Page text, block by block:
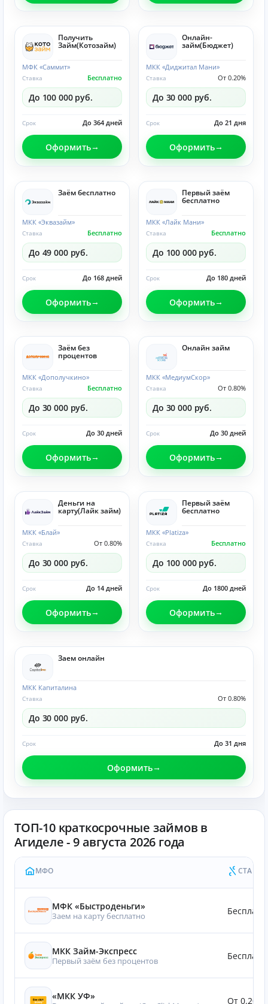
Получить
Займ(Котозайм)
МФК «Саммит»
Бесплатно
Ставка
До 100 000 руб.
До 364 дней
Срок
Оформить
Онлайн-
займ(Бюджет)
МКК «Диджитал Мани»
От 0.20%
Ставка
До 30 000 руб.
До 21 дня
Срок
Оформить
Заём бесплатно
МКК «Эквазайм»
Бесплатно
Ставка
До 49 000 руб.
До 168 дней
Срок
Оформить
Первый заём
бесплатно
МКК «Лайк Мани»
Бесплатно
Ставка
До 100 000 руб.
До 180 дней
Срок
Оформить
Заём без
процентов
МКК «Дополучкино»
Бесплатно
Ставка
До 30 000 руб.
До 30 дней
Срок
Оформить
Онлайн займ
МКК «МедиумСкор»
От 0.80%
Ставка
До 30 000 руб.
До 30 дней
Срок
Оформить
Деньги на
карту(Лайк займ)
МКК «Блай»
От 0.80%
Ставка
До 30 000 руб.
До 14 дней
Срок
Оформить
Первый заём
бесплатно
МКК «Platiza»
Бесплатно
Ставка
До 100 000 руб.
До 1800 дней
Срок
Оформить
Заем онлайн
МКК Капиталина
От 0.80%
Ставка
До 30 000 руб.
До 31 дня
Срок
Оформить
ТОП-10 краткосрочные займов в
Агиделе - 9 августа 2026 года
МФО СТАВКА
МФК «Быстроденьги»
Заем на карту бесплатно
МКК Займ-Экспресс
Первый заём без процентов
«МКК УФ» От 0.20%